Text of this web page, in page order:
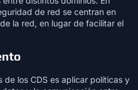
de red se centran en
la red, en lugar de facilitar el
de los CDS es aplicar políticas y